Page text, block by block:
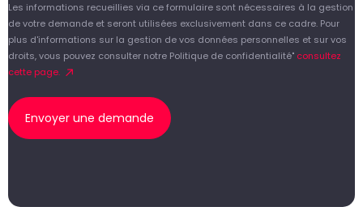
Les informations recueillies via ce formulaire sont nécessaires à la gestion
de votre demande et seront utilisées exclusivement dans ce cadre. Pour
plus d'informations sur la gestion de vos données personnelles et sur vos
droits, vous pouvez consulter notre Politique de confidentialité" consultez
cette page.
Envoyer une demande